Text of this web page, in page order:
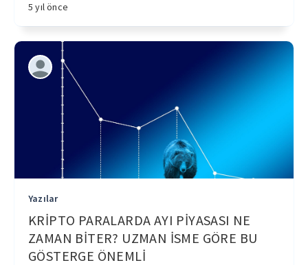
5 yıl önce
Yazılar
KRİPTO PARALARDA AYI PİYASASI NE
ZAMAN BİTER? UZMAN İSME GÖRE BU
GÖSTERGE ÖNEMLİ